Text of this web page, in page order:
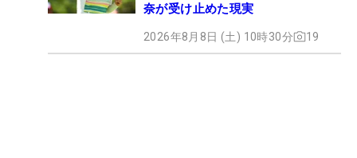
奈が受け止めた現実
2026年8月8日 (土) 10時30分 19